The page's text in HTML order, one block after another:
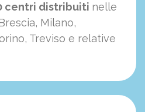
centri distribuiti nelle
Milano,
Treviso e relative